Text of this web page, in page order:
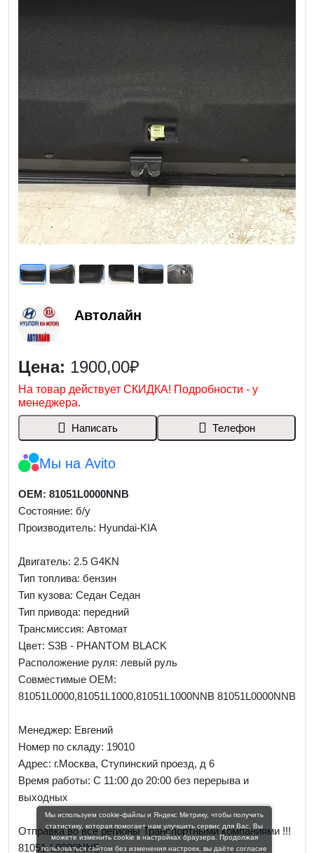
Автолайн
Цена: 1900,00₽
На товар действует СКИДКА! Подробности - у
менеджера.
Написать Телефон
Мы на Avito
OEM: 81051L0000NNB
Состояние: б/у
Производитель: Hyundai-KIA
Двигатель: 2.5 G4KN
Тип топлива: бензин
Тип кузова: Седан Седан
Тип привода: передний
Трансмиссия: Автомат
Цвет: S3B - PHANTOM BLACK
Расположение руля: левый руль
Совместимые OEM:
81051L0000,81051L1000,81051L1000NNB 81051L0000NNB
Менеджер: Евгений
Номер по складу: 19010
Адрес: г.Москва, Ступинский проезд, д 6
Время работы: С 11:00 до 20:00 без перерыва и
выходных
Отправка во все регионы Транспортными компаниями !!!
81051-L0000NNB
Мы используем cookie-файлы и Яндекс Метрику, чтобы получить
статистику, которая помогает нам улучшить сервис для Вас. Вы
можете изменить cookie в настройках браузера. Продолжая
пользоваться сайтом без изменения настроек, вы даёте согласие